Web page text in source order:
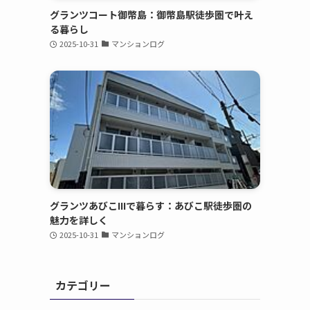
グランツコート御幣島：御幣島駅徒歩圏で叶え
る暮らし
2025-10-31 マンションログ
グランツあびこIIIで暮らす：あびこ駅徒歩圏の
魅力を詳しく
2025-10-31 マンションログ
カテゴリー